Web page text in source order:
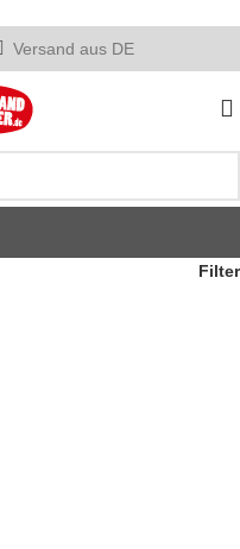
Versand aus DE
Filter